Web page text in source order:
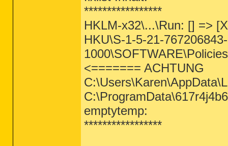
*****************
HKLM-x32\...\Run: [] =>
HKU\S-1-5-21-
<======= ACHTUNG
emptytemp:
*****************